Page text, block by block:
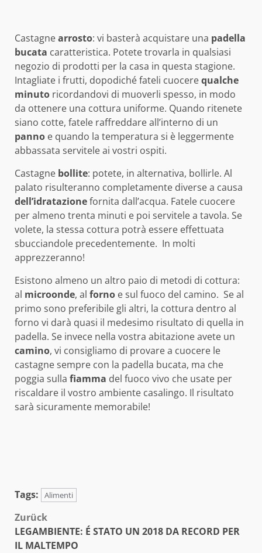
Castagnearrosto: vi basterà acquistare una padella
bucata caratteristica. Potete trovarla in qualsiasi
negozio di prodotti per la casa in questa stagione.
Intagliate i frutti, dopodiché fateli cuocerequalche
minuto ricordandovi di muoverli spesso, in modo
da ottenere una cottura uniforme. Quando ritenete
siano cotte, fatele raffreddare all’interno di un
panno e quando la temperatura si è leggermente
abbassata servitele ai vostri ospiti.
Castagne bollite: potete, in alternativa, bollirle. Al
palato risulteranno completamente diverse a causa
dell’idratazionefornita dall’acqua. Fatele cuocere
per almeno trenta minuti e poi servitele a tavola. Se
volete, la stessa cottura potrà essere effettuata
sbucciandole precedentemente. In molti
apprezzeranno!
Esistono almeno un altro paio di metodi di cottura:
al microonde, al forno e sul fuoco del camino. Se al
primo sono preferibile gli altri, la cottura dentro al
forno vi darà quasi il medesimo risultato di quella in
padella. Se invece nella vostra abitazione avete un
camino, vi consigliamo di provare a cuocere le
castagne sempre con la padella bucata, ma che
poggia sulla fiamma del fuoco vivo che usate per
riscaldare il vostro ambiente casalingo. Il risultato
sarà sicuramente memorabile!
Tags: Alimenti
Beitragsnavigation
Zurück
LEGAMBIENTE: É STATO UN 2018 DA RECORD PER
IL MALTEMPO